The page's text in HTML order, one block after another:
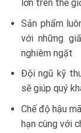
lớn trên thế
Sản phẩm
với những
nghiêm ngặt
Đội ngũ kỹ
sẽ giúp quý
Chế độ hậu
hạn cùng với